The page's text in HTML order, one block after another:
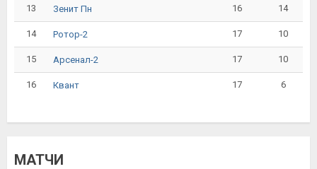
13 Зенит Пн 16 14
14 Ротор-2 17 10
15 Арсенал-2 17 10
16 Квант 17 6
МАТЧИ